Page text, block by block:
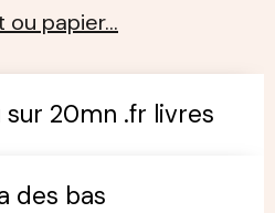
ou papier…
sur 20mn .fr livres
des bas